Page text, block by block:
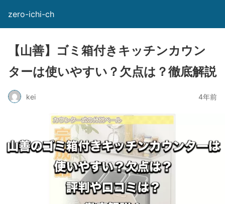
zero-ichi-ch
【山善】ゴミ箱付きキッチンカウン
ターは使いやすい？欠点は？徹底解説
kei 4年前